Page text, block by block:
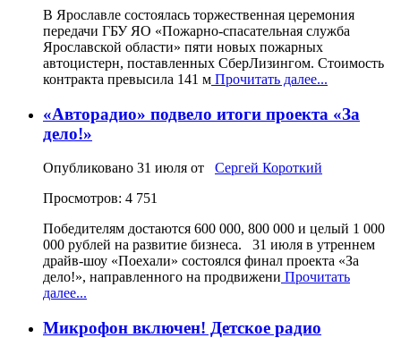
В Ярославле состоялась торжественная церемония
передачи ГБУ ЯО «Пожарно-спасательная служба
Ярославской области» пяти новых пожарных
автоцистерн, поставленных СберЛизингом. Стоимость
контракта превысила 141 м Прочитать далее...
«Авторадио» подвело итоги проекта «За
дело!»
Опубликовано 31 июля от Сергей Короткий
Просмотров: 4 751
Победителям достаются 600 000, 800 000 и целый 1 000
000 рублей на развитие бизнеса. 31 июля в утреннем
драйв-шоу «Поехали» состоялся финал проекта «За
дело!», направленного на продвижени Прочитать
далее...
Микрофон включен! Детское радио